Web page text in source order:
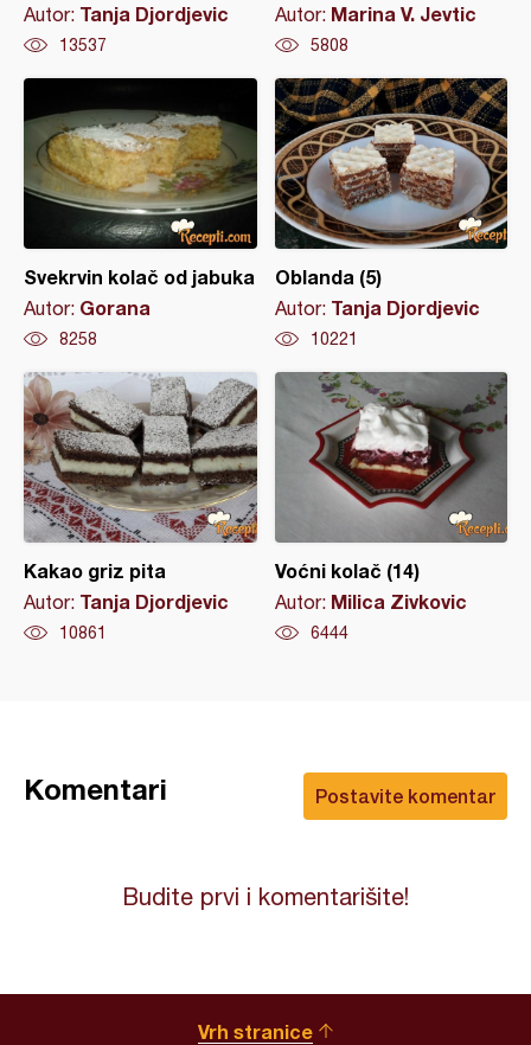
Autor: Tanja Djordjevic
13537
Autor: Marina V. Jevtic
5808
Svekrvin kolač od jabuka
Autor: Gorana
8258
Oblanda (5)
Autor: Tanja Djordjevic
10221
Kakao griz pita
Autor: Tanja Djordjevic
10861
Voćni kolač (14)
Autor: Milica Zivkovic
6444
Postavite komentar
Komentari
Budite prvi i komentarišite!
Vrh stranice